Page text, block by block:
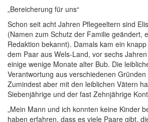
„Bereicherung für uns“
Schon seit acht Jahren Pflegeeltern sind
(Namen zum Schutz der Familie geändert,
Redaktion bekannt). Damals kam ein
dem Paar aus Wels-Land, vor sechs
einige wenige Monate alter Bub. Die
Verantwortung aus verschiedenen
Zumindest aber mit den leiblichen Vätern
Siebenjährige und der fast Zehnjährige
„Mein Mann und ich konnten keine Kinder
haben erfahren, dass es viele Paare gibt,